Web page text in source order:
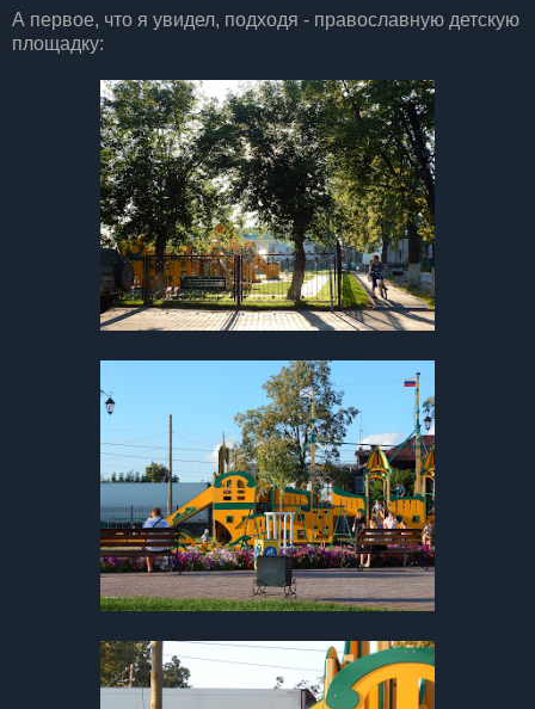
А первое, что я увидел, подходя - православную детскую
площадку: